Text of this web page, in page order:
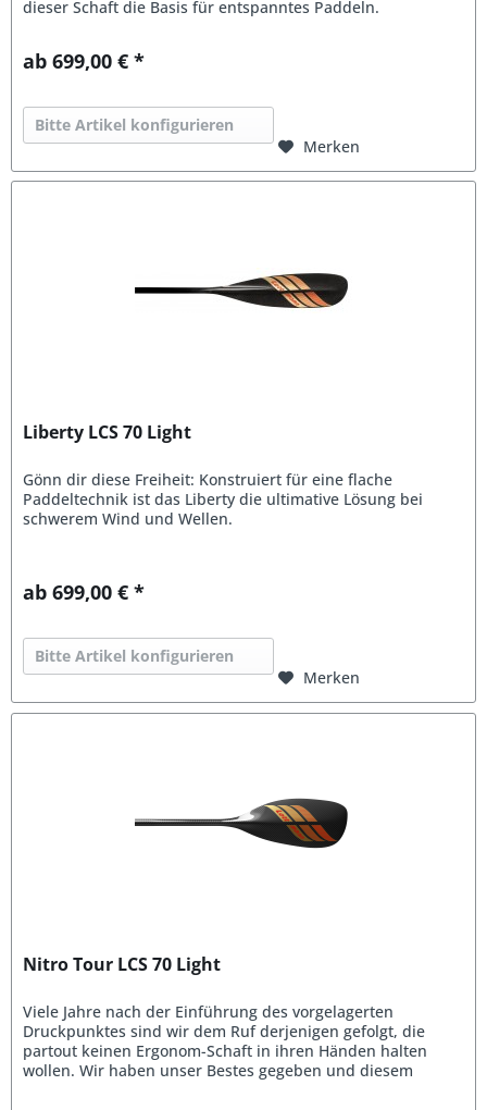
dieser Schaft die Basis für entspanntes Paddeln.
ab 699,00 € *
Bitte Artikel konfigurieren
Merken
Liberty LCS 70 Light
Gönn dir diese Freiheit: Konstruiert für eine flache
Paddeltechnik ist das Liberty die ultimative Lösung bei
schwerem Wind und Wellen.
ab 699,00 € *
Bitte Artikel konfigurieren
Merken
Nitro Tour LCS 70 Light
Viele Jahre nach der Einführung des vorgelagerten
Druckpunktes sind wir dem Ruf derjenigen gefolgt, die
partout keinen Ergonom-Schaft in ihren Händen halten
wollen. Wir haben unser Bestes gegeben und diesem